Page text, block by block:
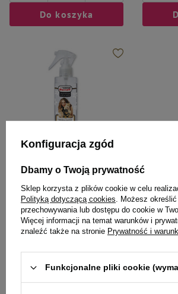
Do koszyka
Super Benek
Super Benek neutralizator
zapachów spray białe kwiaty 250
10,99 zł 43,96 zł / l
Do koszyka
Super
Super
zapachów
10,99
Konfiguracja zgód
Dbamy o Twoją prywatność
Sklep korzysta z plików cookie w celu
Polityką dotyczącą cookies. Możesz określić
przechowywania lub dostępu do cookie w
Więcej informacji na temat warunków i
znaleźć także na stronie Prywatność i
Funkcjonalne pliki cookie